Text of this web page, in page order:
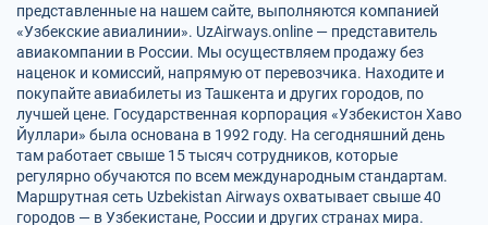
представленные на нашем сайте, выполняются компанией
«Узбекские авиалинии». UzAirways.online — представитель
авиакомпании в России. Мы осуществляем продажу без
наценок и комиссий, напрямую от перевозчика. Находите и
покупайте авиабилеты из Ташкента и других городов, по
лучшей цене. Государственная корпорация «Узбекистон Хаво
Йуллари» была основана в 1992 году. На сегодняшний день
там работает свыше 15 тысяч сотрудников, которые
регулярно обучаются по всем международным стандартам.
Маршрутная сеть Uzbekistan Airways охватывает свыше 40
городов — в Узбекистане, России и других странах мира.